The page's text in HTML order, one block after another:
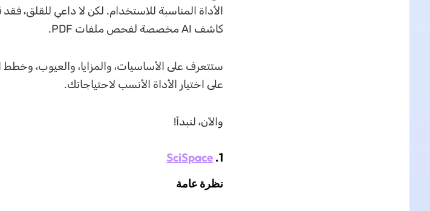
كاشف AI مخصصة لفحص ملفات PDF.
ستتعرف على الأساسيات، والمزايا، والعيوب،
على اختيار الأداة الأنسب لاحتياجاتك.
والآن، لنبدأ!
1.
SciSpace
نظرة عامة